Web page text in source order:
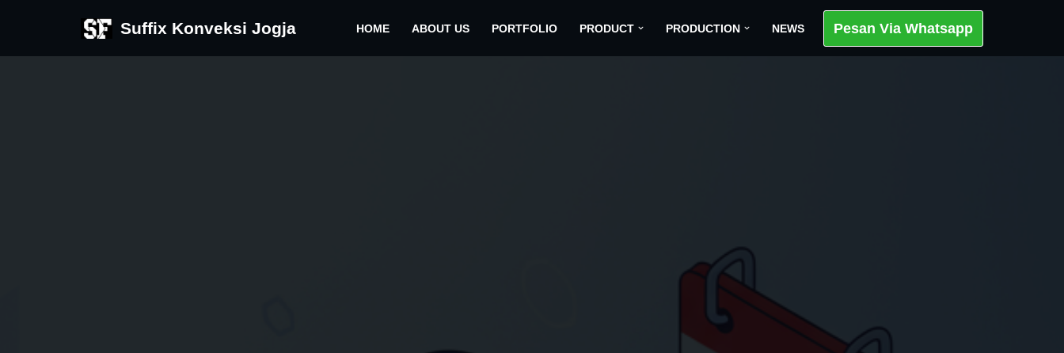
Suffix Konveksi Jogja HOME ABOUT US PORTFOLIO PRODUCT PRODUCTION NEWS Pesan Via Whatsapp